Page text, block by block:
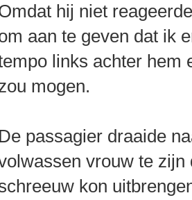
hij niet
aan te geven dat ik
links achter hem
mogen.
De passagier draaide
vrouw te
kon